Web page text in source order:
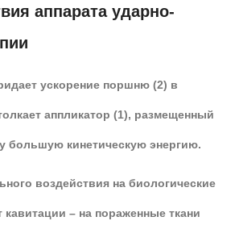
аппарата ударно-
ускорение поршню (2) в
аппликатор (1), размещенный
большую кинетическую энергию.
воздействия на биологические
кавитации – на пораженные ткани